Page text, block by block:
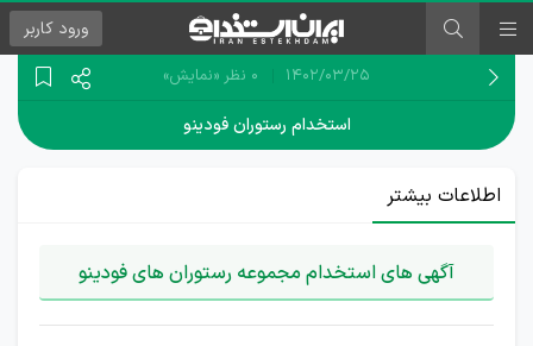
ورود کاربر
۱۴۰۲/۰۳/۲۵ 0 نظر «نمایش»
استخدام رستوران فودینو
اطلاعات بیشتر
آگهی های استخدام مجموعه رستوران های فودینو